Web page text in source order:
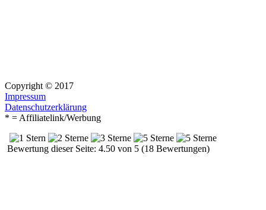
Copyright © 2017
Impressum
Datenschutzerklärung
* = Affiliatelink/Werbung
Bewertung dieser Seite: 4.50 von 5 (18 Bewertungen)